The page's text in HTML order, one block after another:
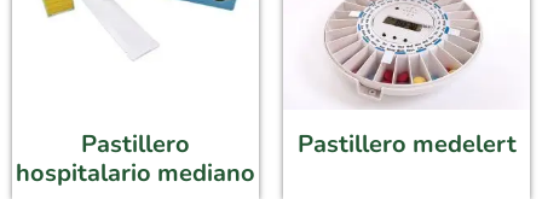
Pastillero
hospitalario mediano
Pastillero medelert